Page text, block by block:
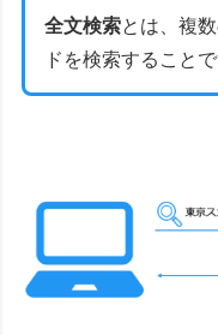
全文検索とは、複
ドを検索することで